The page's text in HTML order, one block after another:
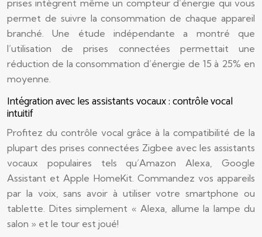
prises intègrent même un compteur d’énergie qui vous
permet de suivre la consommation de chaque appareil
branché. Une étude indépendante a montré que
l’utilisation de prises connectées permettait une
réduction de la consommation d’énergie de 15 à 25% en
moyenne.
Intégration avec les assistants vocaux : contrôle vocal
intuitif
Profitez du contrôle vocal grâce à la compatibilité de la
plupart des prises connectées Zigbee avec les assistants
vocaux populaires tels qu’Amazon Alexa, Google
Assistant et Apple HomeKit. Commandez vos appareils
par la voix, sans avoir à utiliser votre smartphone ou
tablette. Dites simplement « Alexa, allume la lampe du
salon » et le tour est joué!